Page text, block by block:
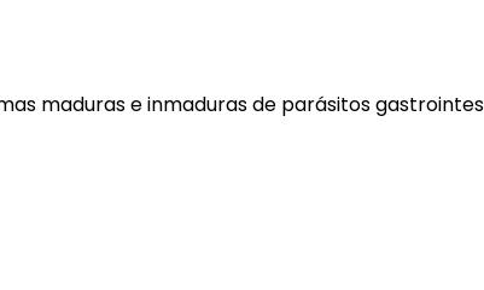
maduras e inmaduras de parásitos